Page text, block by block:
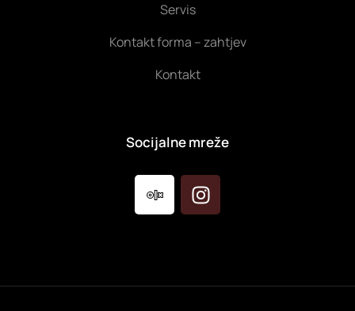
Servis
Kontakt forma – zahtjev
Kontakt
Socijalne mreže